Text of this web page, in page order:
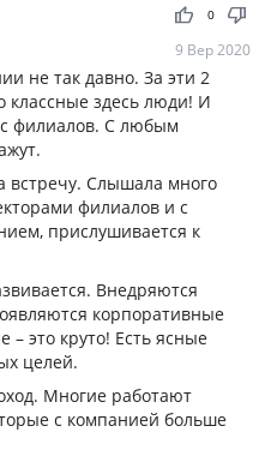
thumb_up thumb_down
0
9 Вер 2020
не так давно. За эти 2
классные здесь люди! И
филиалов. С любым
встречу. Слышала много
филиалов и с
прислушивается к
Внедряются
корпоративные
– это круто! Есть ясные
целей.
Многие работают
с компанией больше